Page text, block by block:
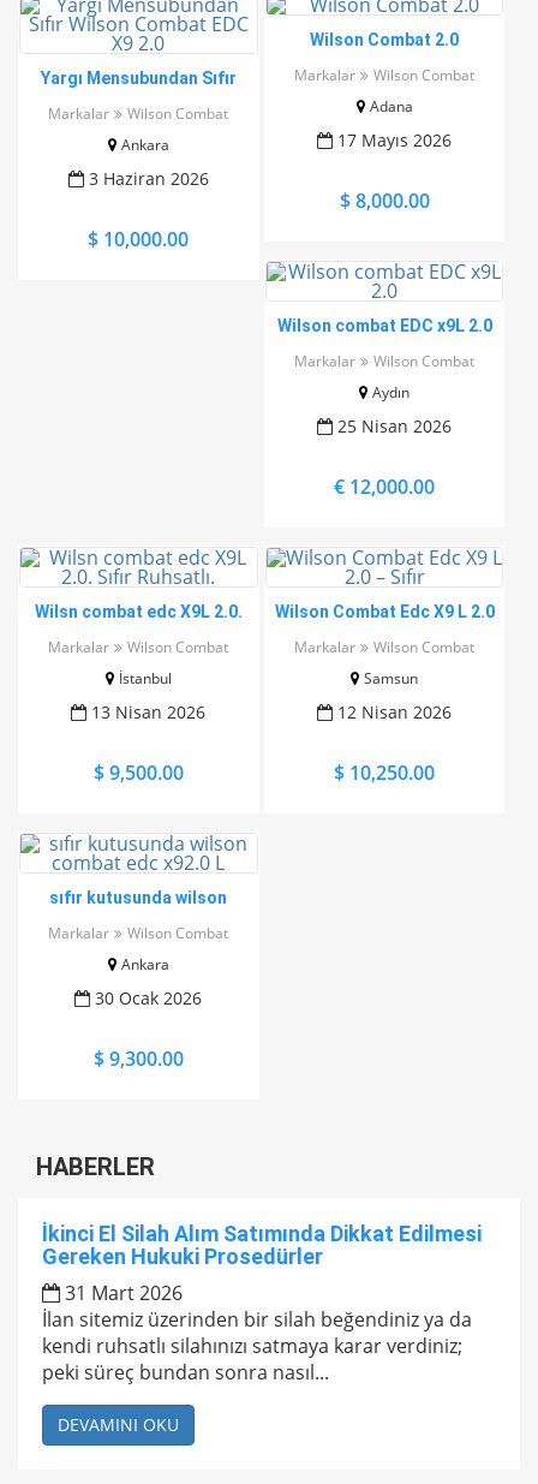
Yargı Mensubundan Sıfır
Markalar
Wilson Combat
Ankara
3 Haziran 2026
$ 10,000.00
Wilson Combat 2.0
Markalar
Wilson Combat
Adana
17 Mayıs 2026
$ 8,000.00
Wilson combat EDC x9L 2.0
Markalar
Wilson Combat
Aydın
25 Nisan 2026
€ 12,000.00
Wilsn combat edc X9L 2.0.
Markalar
Wilson Combat
İstanbul
13 Nisan 2026
$ 9,500.00
Wilson Combat Edc X9 L 2.0
Markalar
Wilson Combat
Samsun
12 Nisan 2026
$ 10,250.00
sıfır kutusunda wilson
Markalar
Wilson Combat
Ankara
30 Ocak 2026
$ 9,300.00
HABERLER
İkinci El Silah Alım Satımında Dikkat Edilmesi
Gereken Hukuki Prosedürler
31 Mart 2026
İlan sitemiz üzerinden bir silah beğendiniz ya da
kendi ruhsatlı silahınızı satmaya karar verdiniz;
peki süreç bundan sonra nasıl...
DEVAMINI OKU